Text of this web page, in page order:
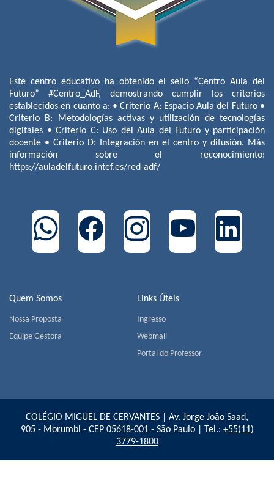
Quem Somos
Nossa Proposta
Equipe Gestora
Links Úteis
Ingresso
Webmail
Portal do Professor
Este centro educativo ha obtenido el sello “Centro Aula del
Futuro” #Centro_AdF, demostrando cumplir los criterios
establecidos en cuanto a: • Criterio A: Espacio Aula del Futuro •
Criterio B: Metodologías activas y utilización de tecnologías
digitales • Criterio C: Uso del Aula del Futuro y participación
docente • Criterio D: Integración en el centro y difusión. Más
información sobre el reconocimiento:
https://auladelfuturo.intef.es/red-adf/
COLÉGIO MIGUEL DE CERVANTES | Av. Jorge João Saad,
905 - Morumbi - CEP 05618-001 - São Paulo | Tel.: +55(11)
3779-1800